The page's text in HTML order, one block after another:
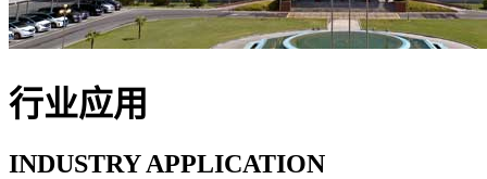
行业应用
INDUSTRY APPLICATION